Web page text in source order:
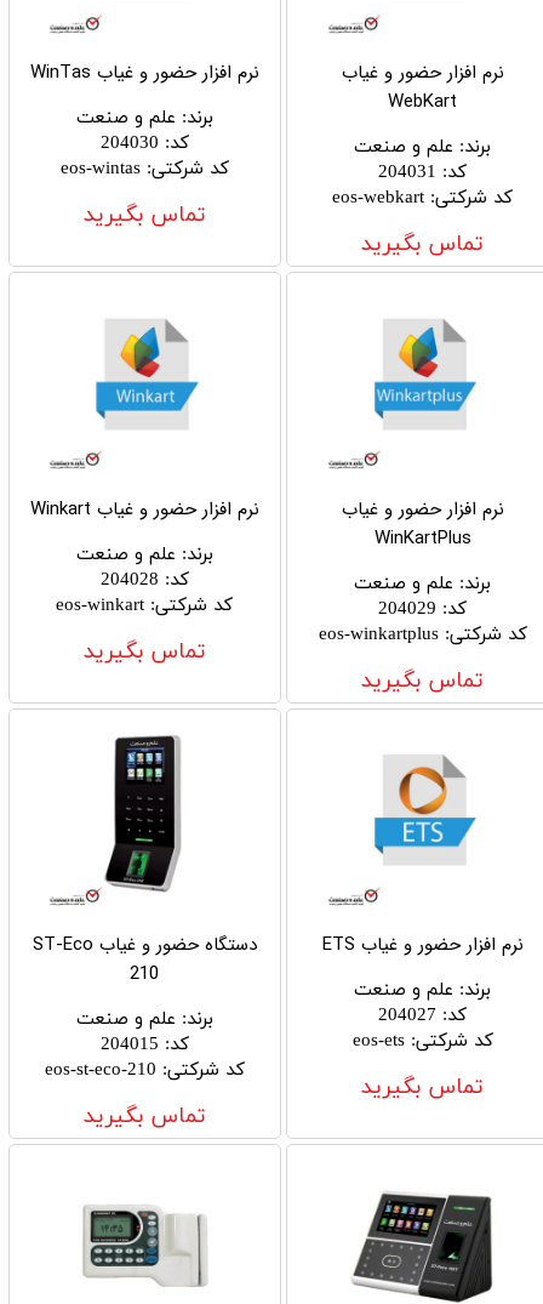
نرم افزار حضور و غیاب
WebKart
برند: علم و صنعت
کد:
204031
کد شرکتی:
eos-webkart
تماس بگیرید
نرم افزار حضور و غیاب WinTas
برند: علم و صنعت
کد:
204030
کد شرکتی:
eos-wintas
تماس بگیرید
نرم افزار حضور و غیاب
WinKartPlus
برند: علم و صنعت
کد:
204029
کد شرکتی:
eos-winkartplus
تماس بگیرید
نرم افزار حضور و غیاب Winkart
برند: علم و صنعت
کد:
204028
کد شرکتی:
eos-winkart
تماس بگیرید
نرم افزار حضور و غیاب ETS
برند: علم و صنعت
کد:
204027
کد شرکتی:
eos-ets
تماس بگیرید
دستگاه حضور و غیاب ST-Eco
210
برند: علم و صنعت
کد:
204015
کد شرکتی:
eos-st-eco-210
تماس بگیرید